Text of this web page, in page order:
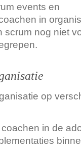
events en
in
scrum nog niet
op
in de